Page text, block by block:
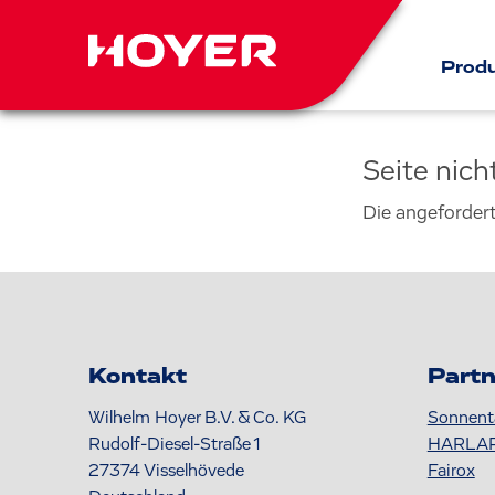
Seite
Die
Kontakt
Wilhelm Hoyer B.V. & Co. KG
Rudolf-Diesel-Straße 1
27374Visselhövede
Fairox